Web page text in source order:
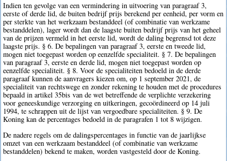
Indien ten gevolge van een vermindering in uitvoering van paragraaf 3,
eerste of derde lid, de buiten bedrijf prijs berekend per eenheid, per vorm en
per sterkte van het werkzaam bestanddeel (of combinatie van werkzame
bestanddelen), lager wordt dan de laagste buiten bedrijf prijs van het geheel
van de prijzen vermeld in het eerste lid, wordt de daling begrensd tot deze
laagste prijs. § 6. De bepalingen van paragraaf 3, eerste en tweede lid,
mogen niet toegepast worden op eenzelfde specialiteit. § 7. De bepalingen
van paragraaf 3, eerste en derde lid, mogen niet toegepast worden op
eenzelfde specialiteit. § 8. Voor de specialiteiten bedoeld in de derde
paragraaf kunnen de aanvragers kiezen om, op 1 september 2021, de
specialiteit van rechtswege en zonder rekening te houden met de procedures
bepaald in artikel 35bis van de wet betreffende de verplichte verzekering
voor geneeskundige verzorging en uitkeringen, gecoördineerd op 14 juli
1994, te schrappen uit de lijst van vergoedbare specialiteiten. § 9. De
Koning kan de percentages bedoeld in de paragrafen 1 tot 8 wijzigen.
De nadere regels om de dalingspercentages in functie van de jaarlijkse
omzet van een werkzaam bestanddeel (of combinatie van werkzame
bestanddelen) bekend te maken, worden vastgesteld door de Koning.